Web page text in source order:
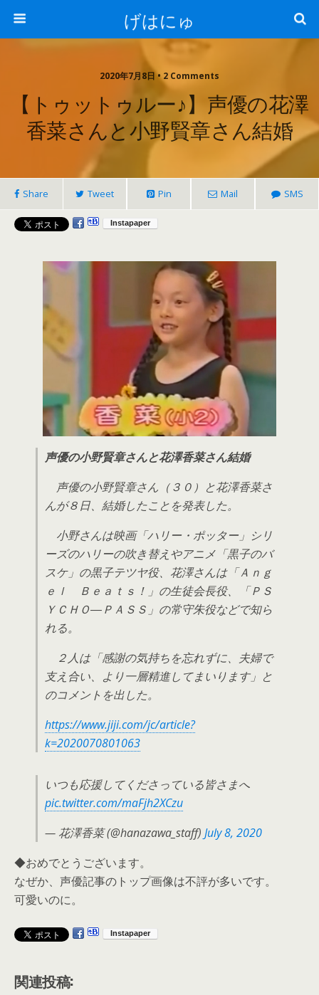
げはにゅ
2020年7月8日 • 2 Comments
【トゥットゥルー♪】声優の花澤
香菜さんと小野賢章さん結婚
Share Tweet Pin Mail SMS
声優の小野賢章さんと花澤香菜さん結婚
声優の小野賢章さん（３０）と花澤香菜さ
んが８日、結婚したことを発表した。
小野さんは映画「ハリー・ポッター」シリ
ーズのハリーの吹き替えやアニメ「黒子のバ
スケ」の黒子テツヤ役、花澤さんは「Ａｎｇ
ｅｌ Ｂｅａｔｓ！」の生徒会長役、「ＰＳ
ＹＣＨＯ―ＰＡＳＳ」の常守朱役などで知ら
れる。
２人は「感謝の気持ちを忘れずに、夫婦で
支え合い、より一層精進してまいります」と
のコメントを出した。
https://www.jiji.com/jc/article?
k=2020070801063
いつも応援してくださっている皆さまへ
pic.twitter.com/maFjh2XCzu
— 花澤香菜 (@hanazawa_staff) July 8, 2020
◆おめでとうございます。
なぜか、声優記事のトップ画像は不評が多いです。
可愛いのに。
関連投稿: